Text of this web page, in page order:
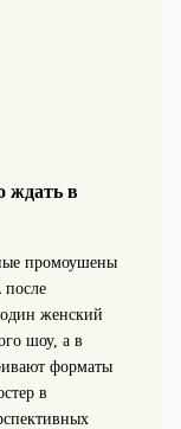
ждать в
промоушены
после
женский
шоу, а в
форматы
в